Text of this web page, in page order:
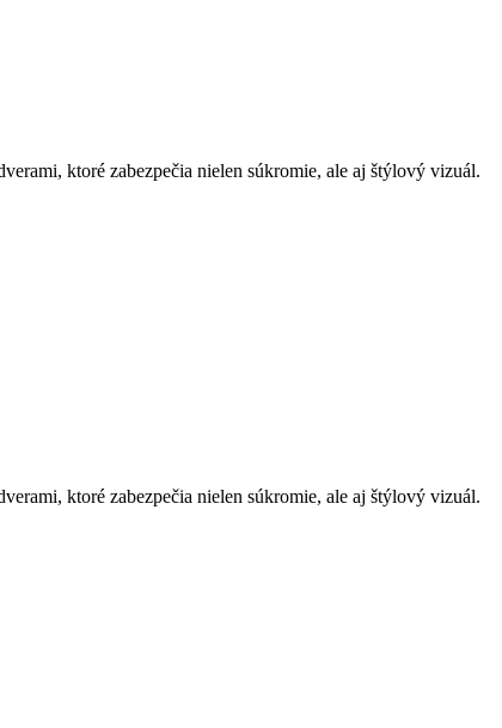
ktoré zabezpečia nielen súkromie, ale aj štýlový vizuál.
ktoré zabezpečia nielen súkromie, ale aj štýlový vizuál.